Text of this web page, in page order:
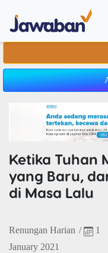
Ketika Tuhan
yang Baru,
di Masa Lalu
Renungan Harian /
1
January 2021